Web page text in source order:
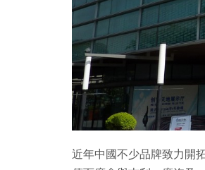
近年中國不少品牌致力開